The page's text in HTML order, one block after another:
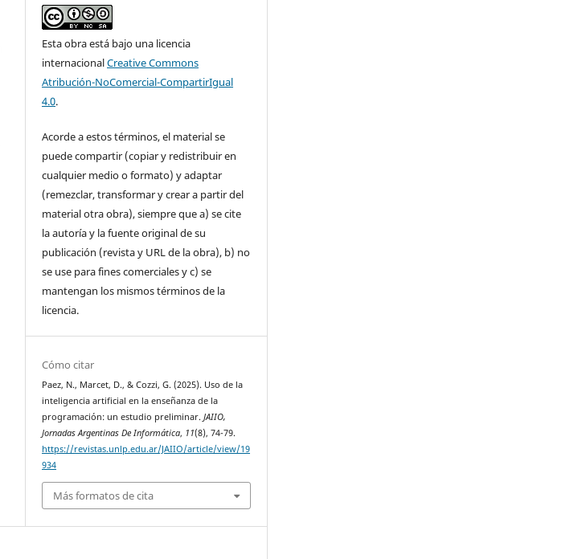
Esta obra está bajo una licencia
internacionalCreative Commons
Atribución-NoComercial-CompartirIgual
4.0.
Acorde a estos términos, el material se
puede compartir (copiar y redistribuir en
cualquier medio o formato) y adaptar
(remezclar, transformar y crear a partir del
material otra obra), siempre que a) se cite
la autoría y la fuente original de su
publicación (revista y URL de la obra), b) no
se use para fines comerciales y c) se
mantengan los mismos términos de la
licencia.
Cómo citar
Paez, N., Marcet, D., & Cozzi, G. (2025). Uso de la
inteligencia artificial en la enseñanza de la
programación: un estudio preliminar.JAIIO,
Jornadas Argentinas De Informática, 11(8), 74-79.
https://revistas.unlp.edu.ar/JAIIO/article/view/19
934
Más formatos de cita